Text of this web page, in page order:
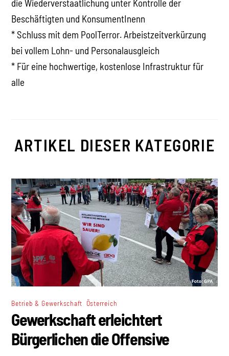
die Wiederverstaatlichung unter Kontrolle der
Beschäftigten und KonsumentInenn
* Schluss mit dem PoolTerror. Arbeistzeitverkürzung
bei vollem Lohn- und Personalausgleich
* Für eine hochwertige, kostenlose Infrastruktur für
alle
ARTIKEL DIESER KATEGORIE
Betrieb & Gewerkschaft Österreich
Gewerkschaft erleichtert
Bürgerlichen die Offensive